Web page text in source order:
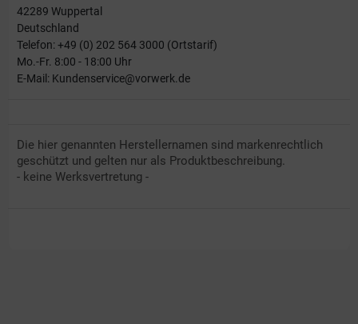
42289 Wuppertal
Deutschland
Telefon: +49 (0) 202 564 3000 (Ortstarif)
Mo.-Fr. 8:00 - 18:00 Uhr
E-Mail: Kundenservice@vorwerk.de
Die hier genannten Herstellernamen sind markenrechtlich
geschützt und gelten nur als Produktbeschreibung.
- keine Werksvertretung -